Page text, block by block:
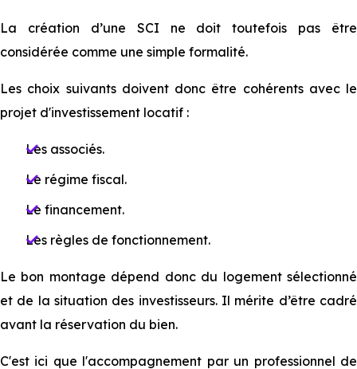
La création d’une SCI ne doit toutefois pas être
considérée comme une simple formalité.
Les choix suivants doivent donc être cohérents avec le
projet d'investissement locatif :
Les associés.
Le régime fiscal.
Le financement.
Les règles de fonctionnement.
Le bon montage dépend donc du logement sélectionné
et de la situation des investisseurs. Il mérite d’être cadré
avant la réservation du bien.
C'est ici que l'accompagnement par un professionnel de